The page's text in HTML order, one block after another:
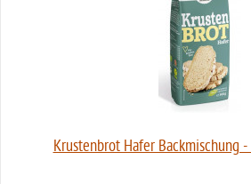
Krustenbrot Hafer Backmischung